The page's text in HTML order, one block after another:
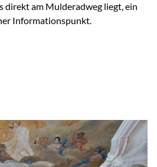
direkt am Mulderadweg liegt, ein
Informationspunkt.